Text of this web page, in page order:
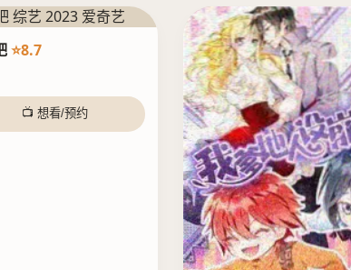
⭐8.7
📺 想看/预约